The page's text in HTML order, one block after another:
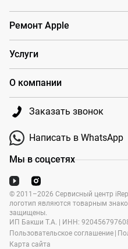
Заказать звонок
Написать в WhatsApp
Ремонт Apple
Услуги
О компании
Мы в соцсетях
© 2011–2026 Сервисный центр
логотип являются товарным
защищены.
ИП Бакши Т.А. | ИНН:
Пользовательское соглашение |
Карта сайта